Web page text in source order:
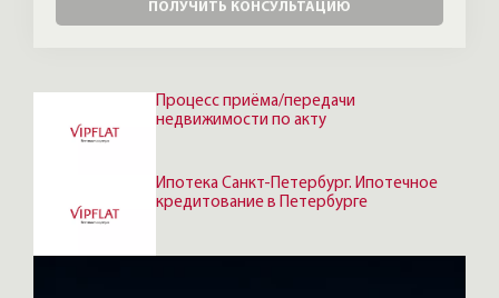
Процесс приёма/передачи
недвижимости по акту
Ипотека Санкт-Петербург. Ипотечное
кредитование в Петербурге
ПОЛУЧИТЬ КОНСУЛЬТАЦИЮ